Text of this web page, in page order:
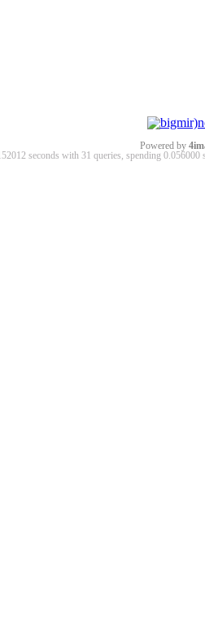
Powered by
seconds with 31 queries, spending